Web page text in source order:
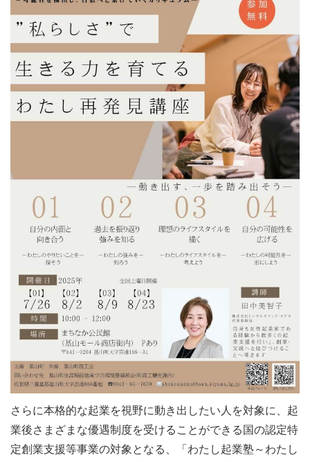
さらに本格的な起業を視野に動き出したい人を対象に、起
業後さまざまな優遇制度を受けることができる国の認定特
定創業支援等事業の対象となる、「わたし起業塾～わたし